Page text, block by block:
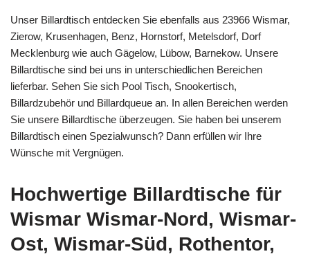
Unser Billardtisch entdecken Sie ebenfalls aus 23966 Wismar,
Zierow, Krusenhagen, Benz, Hornstorf, Metelsdorf, Dorf
Mecklenburg wie auch Gägelow, Lübow, Barnekow. Unsere
Billardtische sind bei uns in unterschiedlichen Bereichen
lieferbar. Sehen Sie sich Pool Tisch, Snookertisch,
Billardzubehör und Billardqueue an. In allen Bereichen werden
Sie unsere Billardtische überzeugen. Sie haben bei unserem
Billardtisch einen Spezialwunsch? Dann erfüllen wir Ihre
Wünsche mit Vergnügen.
Hochwertige Billardtische für
Wismar Wismar-Nord, Wismar-
Ost, Wismar-Süd, Rothentor,